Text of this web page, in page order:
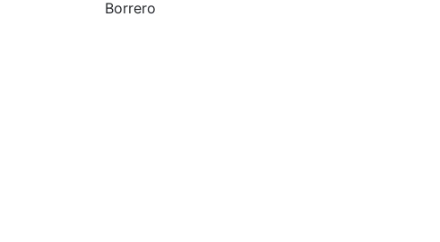
Borrero